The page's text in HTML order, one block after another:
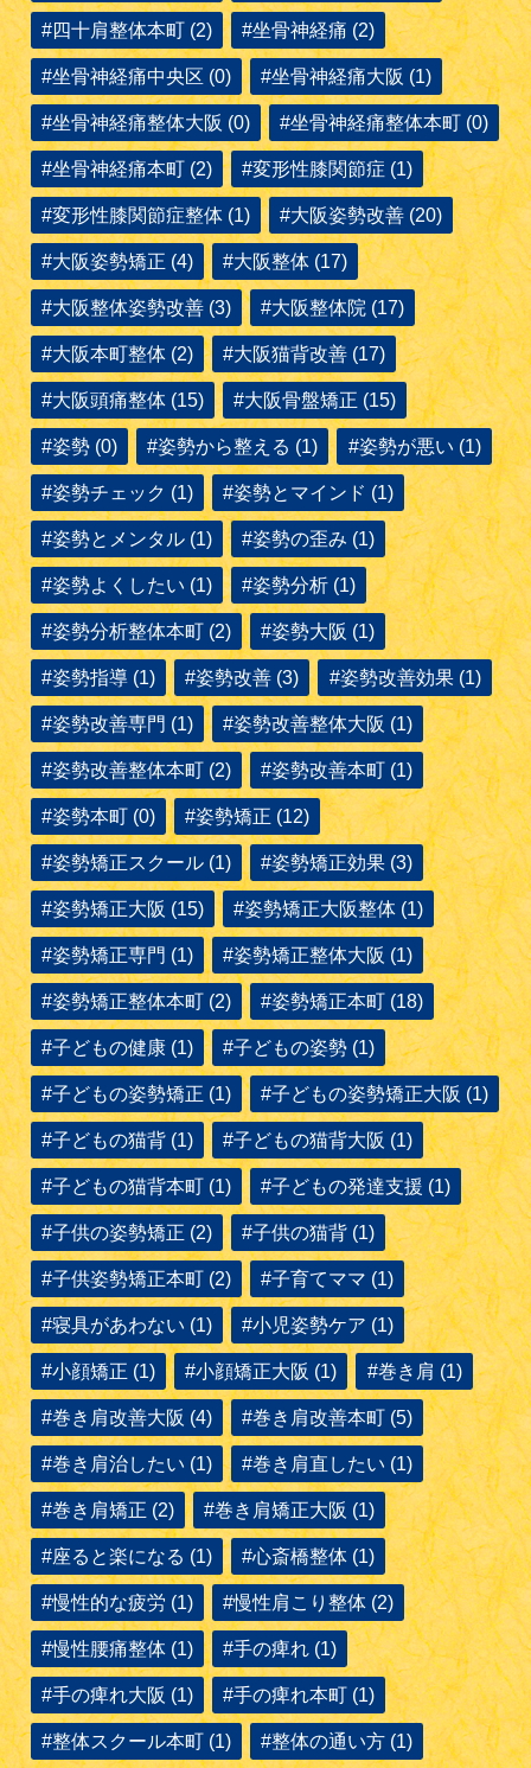
#四十肩整体本町 (2) #坐骨神経痛 (2)
#坐骨神経痛中央区 (0) #坐骨神経痛大阪 (1)
#坐骨神経痛整体大阪 (0) #坐骨神経痛整体本町 (0)
#坐骨神経痛本町 (2) #変形性膝関節症 (1)
#変形性膝関節症整体 (1) #大阪姿勢改善 (20)
#大阪姿勢矯正 (4) #大阪整体 (17)
#大阪整体姿勢改善 (3) #大阪整体院 (17)
#大阪本町整体 (2) #大阪猫背改善 (17)
#大阪頭痛整体 (15) #大阪骨盤矯正 (15)
#姿勢 (0) #姿勢から整える (1) #姿勢が悪い (1)
#姿勢チェック (1) #姿勢とマインド (1)
#姿勢とメンタル (1) #姿勢の歪み (1)
#姿勢よくしたい (1) #姿勢分析 (1)
#姿勢分析整体本町 (2) #姿勢大阪 (1)
#姿勢指導 (1) #姿勢改善 (3) #姿勢改善効果 (1)
#姿勢改善専門 (1) #姿勢改善整体大阪 (1)
#姿勢改善整体本町 (2) #姿勢改善本町 (1)
#姿勢本町 (0) #姿勢矯正 (12)
#姿勢矯正スクール (1) #姿勢矯正効果 (3)
#姿勢矯正大阪 (15) #姿勢矯正大阪整体 (1)
#姿勢矯正専門 (1) #姿勢矯正整体大阪 (1)
#姿勢矯正整体本町 (2) #姿勢矯正本町 (18)
#子どもの健康 (1) #子どもの姿勢 (1)
#子どもの姿勢矯正 (1) #子どもの姿勢矯正大阪 (1)
#子どもの猫背 (1) #子どもの猫背大阪 (1)
#子どもの猫背本町 (1) #子どもの発達支援 (1)
#子供の姿勢矯正 (2) #子供の猫背 (1)
#子供姿勢矯正本町 (2) #子育てママ (1)
#寝具があわない (1) #小児姿勢ケア (1)
#小顔矯正 (1) #小顔矯正大阪 (1) #巻き肩 (1)
#巻き肩改善大阪 (4) #巻き肩改善本町 (5)
#巻き肩治したい (1) #巻き肩直したい (1)
#巻き肩矯正 (2) #巻き肩矯正大阪 (1)
#座ると楽になる (1) #心斎橋整体 (1)
#慢性的な疲労 (1) #慢性肩こり整体 (2)
#慢性腰痛整体 (1) #手の痺れ (1)
#手の痺れ大阪 (1) #手の痺れ本町 (1)
#整体スクール本町 (1) #整体の通い方 (1)